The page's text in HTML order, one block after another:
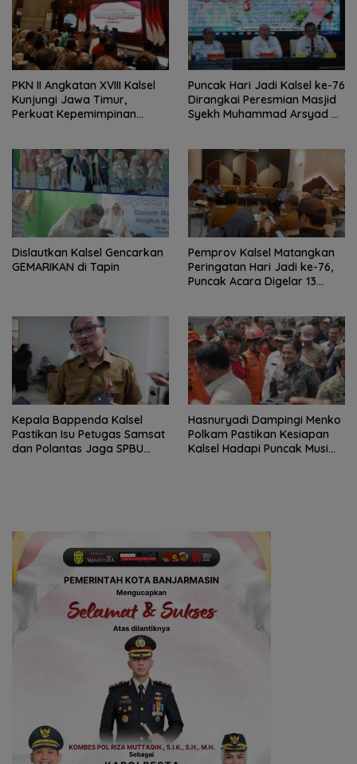
PKN II Angkatan XVIII Kalsel
Kunjungi Jawa Timur,
Perkuat Kepemimpinan
Puncak Hari Jadi Kalsel ke-76
Dirangkai Peresmian Masjid
Syekh Muhammad Arsyad Al
Dislautkan Kalsel Gencarkan
GEMARIKAN di Tapin
Pemprov Kalsel Matangkan
Peringatan Hari Jadi ke-76,
Puncak Acara Digelar 13
Kepala Bappenda Kalsel
Pastikan Isu Petugas Samsat
dan Polantas Jaga SPBU
Hasnuryadi Dampingi Menko
Polkam Pastikan Kesiapan
Kalsel Hadapi Puncak Musim